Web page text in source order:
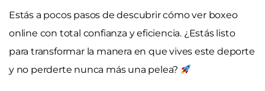
Estás a pocos pasos de descubrir cómo ver boxeo
online con total confianza y eficiencia. ¿Estás listo
para transformar la manera en que vives este deporte
y no perderte nunca más una pelea?